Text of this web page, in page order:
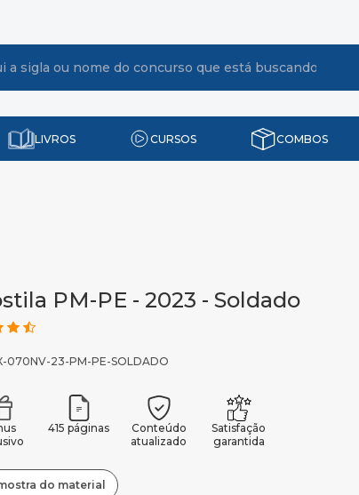
LIVROS CURSOS COMBOS
PM-PE - 2023 - Soldado
070NV-23-PM-PE-SOLDADO
415 páginas
Conteúdo
atualizado
Satisfação
garantida
do material